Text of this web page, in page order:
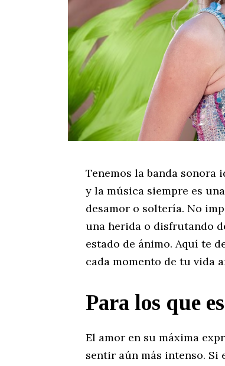
Tenemos la banda sonora
y la música siempre es
desamor o soltería. No
una herida o disfrutando
estado de ánimo. Aquí te
cada momento de tu vida
Para los que
El amor en su máxima
sentir aún más intenso. Si